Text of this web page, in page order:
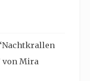
von Mira